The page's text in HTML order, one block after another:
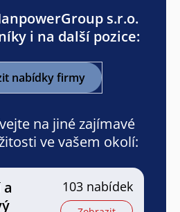
s.r.o.
i na další pozice:
nabídky firmy
na jiné zajímavé
ve vašem okolí:
103 nabídek